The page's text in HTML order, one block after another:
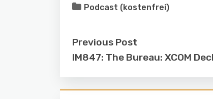
Podcast (kostenfrei)
Previous Post
IM847: The Bureau: XCOM